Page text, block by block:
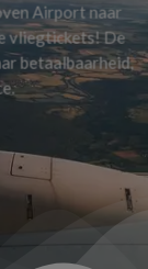
Airport naar
vliegtickets! De
betaalbaarheid,